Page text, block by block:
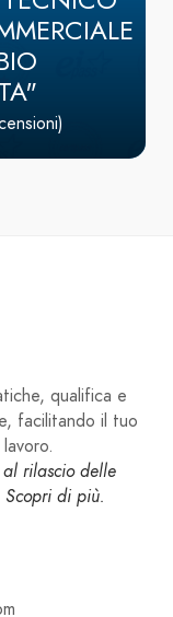
qualifica e
facilitando il tuo
al rilascio delle
Scopri di più.